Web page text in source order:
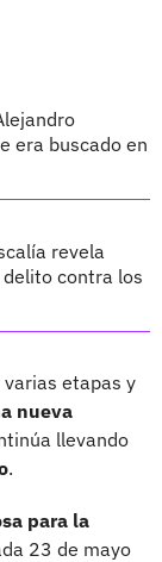
era buscado en
revela
contra los
etapas y
nueva
llevando
.
para la
23 de mayo